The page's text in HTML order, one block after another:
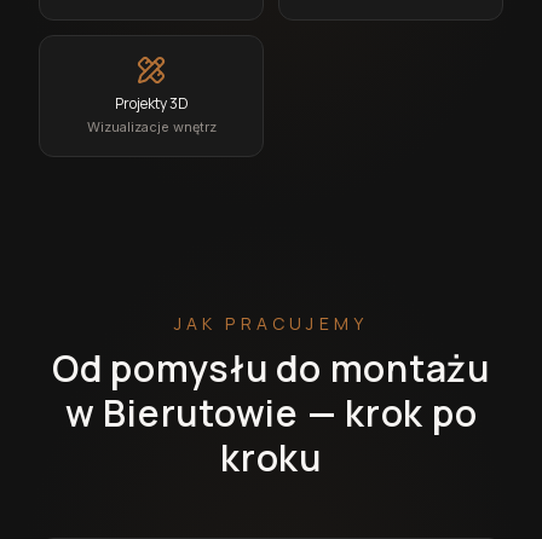
Projekty 3D
Wizualizacje wnętrz
JAK PRACUJEMY
Od pomysłu do montażu
w Bierutowie — krok po
kroku